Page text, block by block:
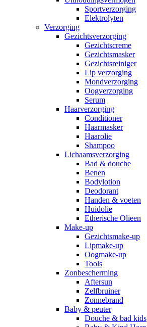
Sportverzorging
Elektrolyten
Verzorging
Gezichtsverzorging
Gezichtscreme
Gezichtsmasker
Gezichtsreiniger
Lip verzorging
Mondverzorging
Oogverzorging
Serum
Haarverzorging
Conditioner
Haarmasker
Haarolie
Shampoo
Lichaamsverzorging
Bad & douche
Benen
Bodylotion
Deodorant
Handen & voeten
Huidolie
Etherische Olieen
Make-up
Gezichtsmake-up
Lipmake-up
Oogmake-up
Tools
Zonbescherming
Aftersun
Zelfbruiner
Zonnebrand
Baby & peuter
Douche & bad kids